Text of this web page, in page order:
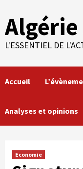
content
L'ESSENTIEL DE
Accueil
Analyses et opinions
Economie